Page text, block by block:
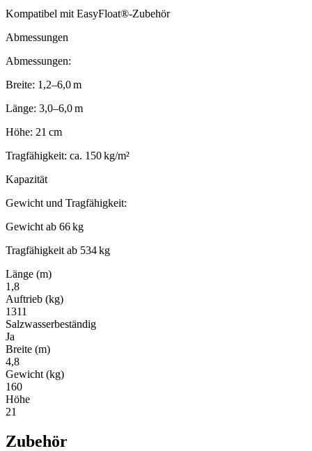
Kompatibel mit EasyFloat®-Zubehör
Abmessungen
Abmessungen:
Breite: 1,2–6,0 m
Länge: 3,0–6,0 m
Höhe: 21 cm
Tragfähigkeit: ca. 150 kg/m²
Kapazität
Gewicht und Tragfähigkeit:
Gewicht ab 66 kg
Tragfähigkeit ab 534 kg
Länge (m)
1,8
Auftrieb (kg)
1311
Salzwasserbeständig
Ja
Breite (m)
4,8
Gewicht (kg)
160
Höhe
21
Zubehör